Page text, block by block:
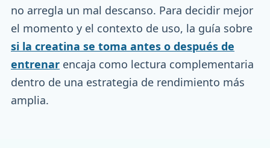
no arregla un mal descanso. Para decidir mejor
el momento y el contexto de uso, la guía sobre
si la creatina se toma antes o después de
entrenar encaja como lectura complementaria
dentro de una estrategia de rendimiento más
amplia.